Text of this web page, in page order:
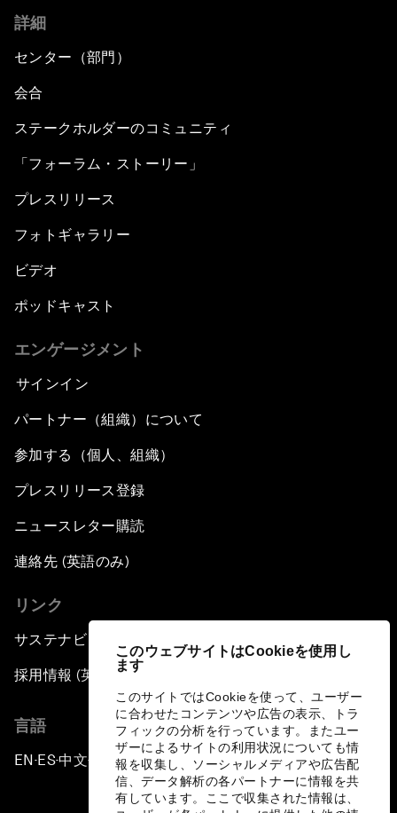
このウェブサイトはCookieを使用し
ます
このサイトではCookieを使って、ユーザー
に合わせたコンテンツや広告の表示、トラ
フィックの分析を行っています。またユー
ザーによるサイトの利用状況についても情
報を収集し、ソーシャルメディアや広告配
信、データ解析の各パートナーに情報を共
有しています。ここで収集された情報は、
詳細
センター（部門）
会合
ステークホルダーのコミュニティ
「フォーラム・ストーリー」
プレスリリース
フォトギャラリー
ビデオ
ポッドキャスト
エンゲージメント
サインイン
パートナー（組織）について
参加する（個人、組織）
プレスリリース登録
ニュースレター購読
連絡先 (英語のみ)
リンク
サステナビリティへの取り組み
採用情報 (英語のみ)
言語
EN ▪ES▪中文▪ 日本語